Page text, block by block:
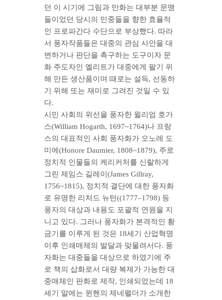
던 이 시기에 그림과 만화는 대부분 문맹
들이었던 당시의 민중들을 향한 효율적
인 프로파간다 수단으로 부상했다. 따라
서 풍자작품들은 대중의 관심 사안을 대
변하거나 판단을 촉구하는 도구이자 문
화 주도자인 엘리트가 대중에게 팔기 위
해 만든 생산품이며 때로는 설득, 선동하
기 위해 또는 재미로 그려진 것일 수 있
다.
시민 사회의 위선을 풍자한 윌리엄 호가
스(William Hogarth, 1697~1764)나 프랑
스의 대표적인 사회 풍자화가 오노레 도
미에(Honore Daumier, 1808~1879), 주로
정치적 인물들의 케리커처를 신랄하게
그린 제임스 길레이(James Gillray,
1756~1815), 정치적 결단에 대한 풍자화
로 유명한 리처드 뉴턴((1777–1798) 등
풍자의 대상과 내용도 포괄적 연원을 지
니고 있다. 그러나 풍자화가 본격적인 황
금기를 이루게 된 것은 18세기 산업혁명
이후 인쇄매체의 발달과 맞물려서다. 풍
자화는 대중들을 대상으로 하였기에 주
로 책의 삽화로서 대량 복제가 가능한 대
중매체인 판화로 제작, 인쇄되었는데 18
세기 말에는 뮌헨의 제네펠더가 소개한